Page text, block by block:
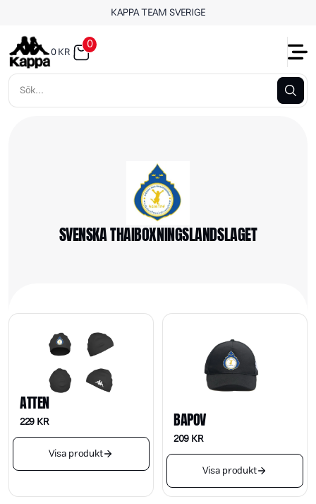
KAPPA TEAM SVERIGE
0KR 0
SVENSKA THAIBOXNINGSLANDSLAGET
ATTEN
229KR
Visa produkt
BAPOV
209KR
Visa produkt